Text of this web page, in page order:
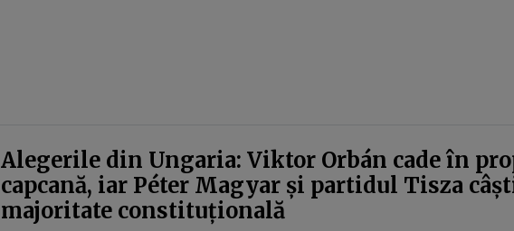
Alegerile din Ungaria: Viktor Orbán cade în
capcană, iar Péter Magyar și partidul Tisza
majoritate constituțională